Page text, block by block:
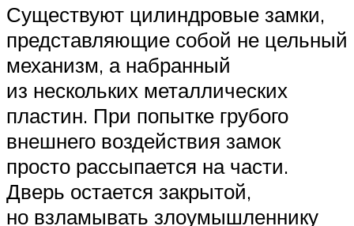
Существуют цилиндровые замки,
представляющие собой не цельный
механизм, а набранный
из нескольких металлических
пластин. При попытке грубого
внешнего воздействия замок
просто рассыпается на части.
Дверь остается закрытой,
но взламывать злоумышленнику